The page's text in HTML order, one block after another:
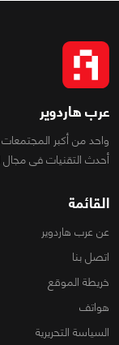
عرب هاردوير
واحد من أكبر
أحدث التقنيات فى مجال
القائمة
عن عرب هاردوير
اتصل بنا
خريطة الموقع
هواتف
السياسة التحريرية